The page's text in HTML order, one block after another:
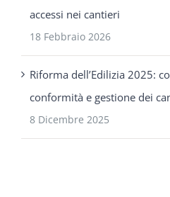
accessi nei cantieri
18 Febbraio 2026
Riforma dell’Edilizia 2025:
conformità e gestione dei
8 Dicembre 2025